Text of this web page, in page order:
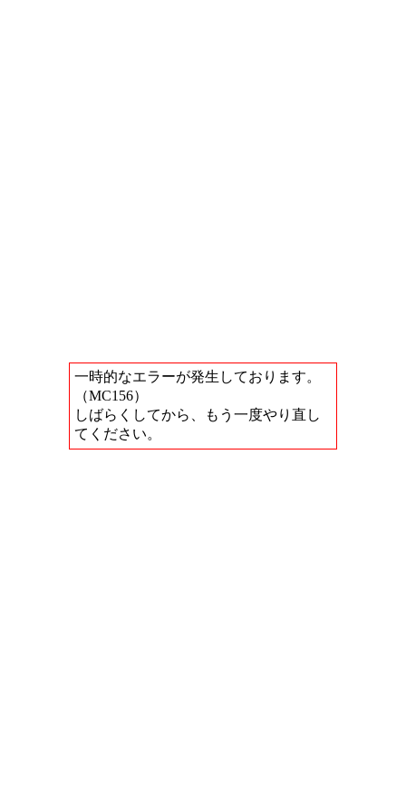
一時的なエラーが発生しております。
（MC156）
しばらくしてから、もう一度やり直し
てください。